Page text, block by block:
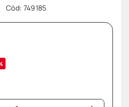
Cód: 749185